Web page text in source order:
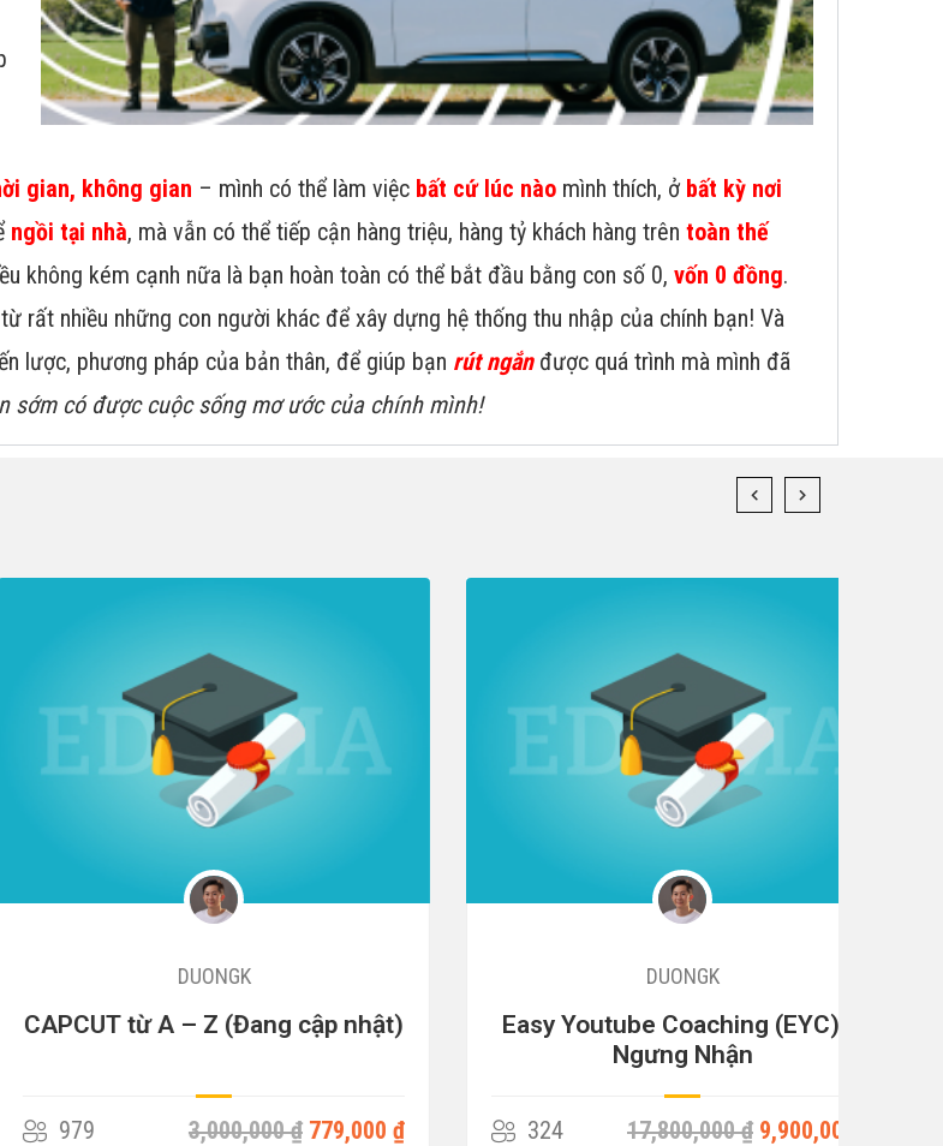
gian, không gian – mình có thể làm việc bất cứ lúc nào mình thích, ở bất kỳ nơi
ngồi tại nhà, mà vẫn có thể tiếp cận hàng triệu, hàng tỷ khách hàng trên toàn thế
không kém cạnh nữa là bạn hoàn toàn có thể bắt đầu bằng con số 0, vốn 0 đồng.
rất nhiều những con người khác để xây dựng hệ thống thu nhập của chính bạn! Và
lược, phương pháp của bản thân, để giúp bạn rút ngắnđược quá trình mà mình đã
sớm có được cuộc sống mơ ước của chính mình!
từ A – Z (Đang cập nhật)
3,000,000 ₫779,000 ₫
Easy Youtube Coaching (EYC) –
Ngưng Nhận
17,800,000 ₫9,900,000 ₫